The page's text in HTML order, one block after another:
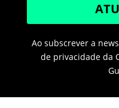
Ao subscrever a
de privacidade da